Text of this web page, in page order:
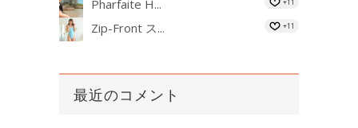
Pharfaite H...
Zip-Front ス... +11
最近のコメント